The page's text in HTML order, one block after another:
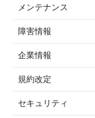
メンテナンス
障害情報
企業情報
規約改定
セキュリティ